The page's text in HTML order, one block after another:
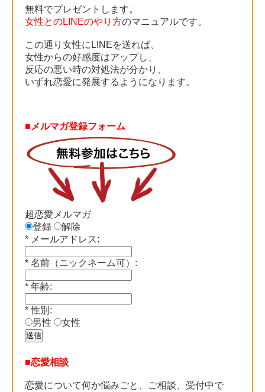
無料でプレゼントします。
女性とのLINEのやり方のマニュアルです。
この通り女性にLINEを送れば、
女性からの好感度はアップし、
反応の悪い時の対処法が分かり、
いずれ恋愛に発展するようになります。
■メルマガ登録フォーム
超恋愛メルマガ
登録
解除
* メールアドレス:
* 名前（ニックネーム可）:
* 年齢:
* 性別:
男性
女性
■恋愛相談
恋愛について何か悩みごと、ご相談、受付中で